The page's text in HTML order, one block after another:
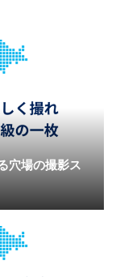
穴場の撮影ス